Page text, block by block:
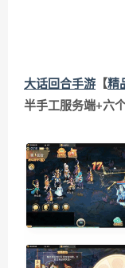
大话回合手游 【精
半手工服务端+六